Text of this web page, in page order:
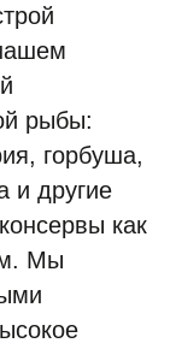
рыбы:
горбуша,
и другие
как
Мы